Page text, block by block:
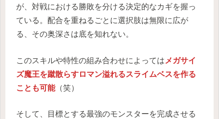
が、対戦における勝敗を分ける決定的なカギを握っ
ている。配合を重ねるごとに選択肢は無限に広が
る、その奥深さは底を知れない。
このスキルや特性の組み合わせによっては メガサイ
ズ魔王を蹴散らすロマン溢れるスライムベスを作る
ことも可能（笑）
そして、目標とする最強のモンスターを完成させる